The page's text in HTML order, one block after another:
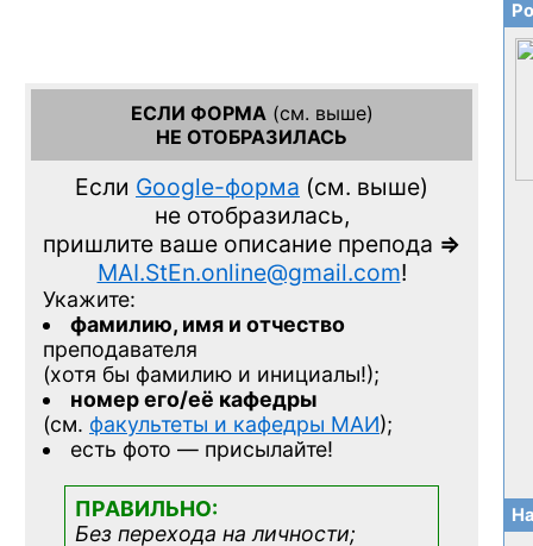
ЕСЛИ ФОРМА(см. выше)
НЕ ОТОБРАЗИЛАСЬ
Если Google-форма (см. выше)
не отобразилась,
пришлите ваше описание препода =>
MAI.StEn.online@gmail.com!
Укажите:
фамилию, имя и отчество
преподавателя
(хотя бы фамилию и инициалы!);
номер его/её кафедры
(см. факультеты и кафедры МАИ);
есть фото — присылайте!
ПРАВИЛЬНО:
Без перехода на личности;